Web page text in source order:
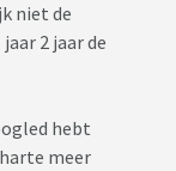
niet de
2 jaar de
hebt
meer